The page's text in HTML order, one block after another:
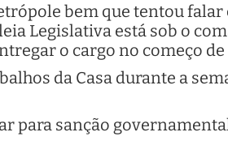
bem que tentou
Legislativa está sob o
o cargo no começo de
da Casa durante a
para sanção